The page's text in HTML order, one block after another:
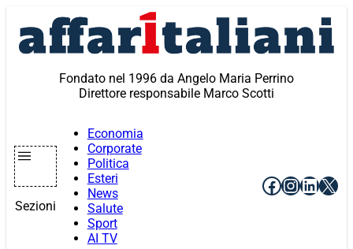
contenuto
Fondato nel 1996 da Angelo Maria Perrino
Direttore responsabile Marco Scotti
Sezioni
Economia
Corporate
Politica
Esteri
News
Salute
Sport
AI TV
Facebook
X